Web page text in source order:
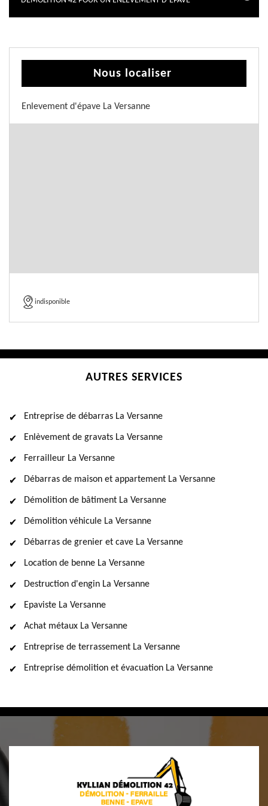
Nous localiser
Enlevement d'épave La Versanne
indisponible
AUTRES SERVICES
Entreprise de débarras La Versanne
Enlèvement de gravats La Versanne
Ferrailleur La Versanne
Débarras de maison et appartement La Versanne
Démolition de bâtiment La Versanne
Démolition véhicule La Versanne
Débarras de grenier et cave La Versanne
Location de benne La Versanne
Destruction d'engin La Versanne
Epaviste La Versanne
Achat métaux La Versanne
Entreprise de terrassement La Versanne
Entreprise démolition et évacuation La Versanne